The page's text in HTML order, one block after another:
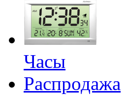
Часы
Распродажа